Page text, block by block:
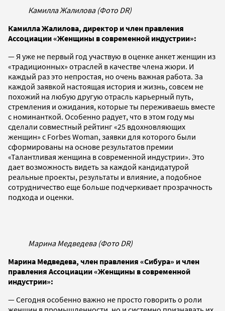
Камилла Жалилова (Фото DR)
Камилла Жалилова, директор и член правления
Ассоциации «Женщины в современной индустрии»:
— Я уже не первый год участвую в оценке анкет женщин из
«традиционных» отраслей в качестве члена жюри. И
каждый раз это непростая, но очень важная работа. За
каждой заявкой настоящая история и жизнь, совсем не
похожий на любую другую отрасль карьерный путь,
стремления и ожидания, которые ты переживаешь вместе
с номинанткой. Особенно радует, что в этом году мы
сделали совместный рейтинг «25 вдохновляющих
женщин» с Forbes Woman, заявки для которого были
сформированы на основе результатов премии
«Талантливая женщина в современной индустрии». Это
дает возможность видеть за каждой кандидатурой
реальные проекты, результаты и влияние, а подобное
сотрудничество еще больше подчеркивает прозрачность
подхода и оценки.
Марина Медведева (Фото DR)
Марина Медведева, член правления «Сибура» и член
правления Ассоциации «Женщины в современной
индустрии»:
— Сегодня особенно важно не просто говорить о роли